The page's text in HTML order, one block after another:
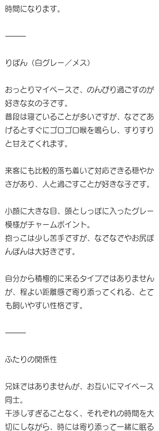
時間になります。
⸻
りぼん（白グレー／メス）
おっとりマイペースで、のんびり過ごすのが
好きな女の子です。
普段は寝ていることが多いですが、なでてあ
げるとすぐにゴロゴロ喉を鳴らし、すりすり
と甘えてくれます。
来客にも比較的落ち着いて対応できる穏やか
さがあり、人と過ごすことが好きな子です。
小顔に大きな目、頭としっぽに入ったグレー
模様がチャームポイント。
抱っこは少し苦手ですが、なでなでやお尻ぽ
んぽんは大好きです。
自分から積極的に来るタイプではありません
が、程よい距離感で寄り添ってくれる、とて
も飼いやすい性格です。
⸻
ふたりの関係性
兄妹ではありませんが、お互いにマイペース
同士。
干渉しすぎることなく、それぞれの時間を大
切にしながら、時には寄り添って一緒に眠る